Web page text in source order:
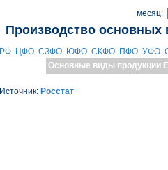
месяц:
Производство основных
РФ ЦФО СЗФО ЮФО СКФО ПФО УФО
Основные виды продукции
Источник: Росстат